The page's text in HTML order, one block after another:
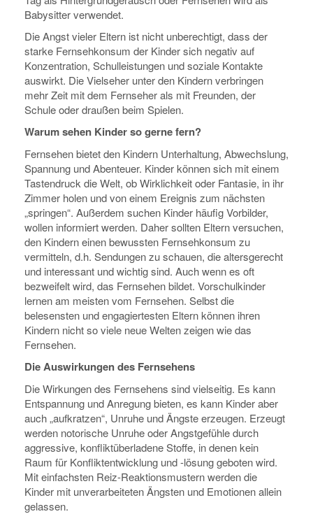
Babysitter verwendet.
Die Angst vieler Eltern ist nicht unberechtigt, dass der
starke Fernsehkonsum der Kinder sich negativ auf
Konzentration, Schulleistungen und soziale Kontakte
auswirkt. Die Vielseher unter den Kindern verbringen
mehr Zeit mit dem Fernseher als mit Freunden, der
Schule oder draußen beim Spielen.
Warum sehen Kinder so gerne fern?
Fernsehen bietet den Kindern Unterhaltung, Abwechslung,
Spannung und Abenteuer. Kinder können sich mit einem
Tastendruck die Welt, ob Wirklichkeit oder Fantasie, in ihr
Zimmer holen und von einem Ereignis zum nächsten
„springen“. Außerdem suchen Kinder häufig Vorbilder,
wollen informiert werden. Daher sollten Eltern versuchen,
den Kindern einen bewussten Fernsehkonsum zu
vermitteln, d.h. Sendungen zu schauen, die altersgerecht
und interessant und wichtig sind. Auch wenn es oft
bezweifelt wird, das Fernsehen bildet. Vorschulkinder
lernen am meisten vom Fernsehen. Selbst die
belesensten und engagiertesten Eltern können ihren
Kindern nicht so viele neue Welten zeigen wie das
Fernsehen.
Die Auswirkungen des Fernsehens
Die Wirkungen des Fernsehens sind vielseitig. Es kann
Entspannung und Anregung bieten, es kann Kinder aber
auch „aufkratzen“, Unruhe und Ängste erzeugen. Erzeugt
werden notorische Unruhe oder Angstgefühle durch
aggressive, konfliktüberladene Stoffe, in denen kein
Raum für Konfliktentwicklung und -lösung geboten wird.
Mit einfachsten Reiz-Reaktionsmustern werden die
Kinder mit unverarbeiteten Ängsten und Emotionen allein
gelassen.